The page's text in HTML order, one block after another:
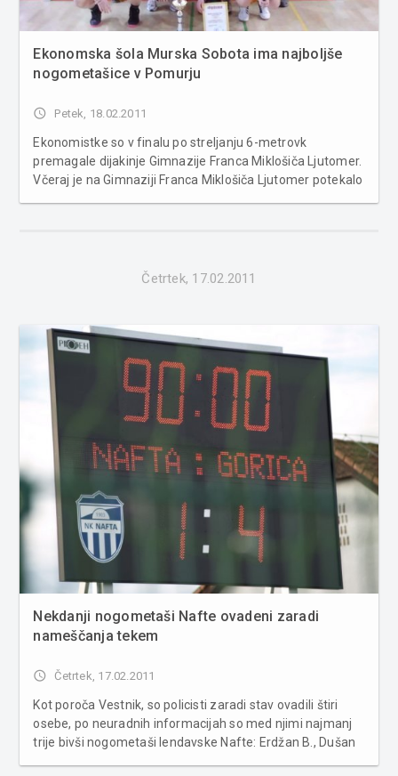
Ekonomska šola Murska Sobota ima najboljše
nogometašice v Pomurju
access_time Petek, 18.02.2011
Ekonomistke so v finalu po streljanju 6-metrovk
premagale dijakinje Gimnazije Franca Miklošiča Ljutomer.
Včeraj je na Gimnaziji Franca Miklošiča Ljutomer potekalo
Četrtek, 17.02.2011
Nekdanji nogometaši Nafte ovadeni zaradi
nameščanja tekem
access_time Četrtek, 17.02.2011
Kot poroča Vestnik, so policisti zaradi stav ovadili štiri
osebe, po neuradnih informacijah so med njimi najmanj
trije bivši nogometaši lendavske Nafte: Erdžan B., Dušan